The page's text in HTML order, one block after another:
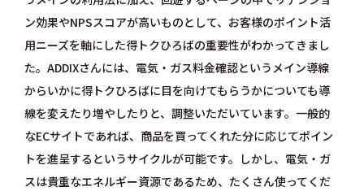
ン効果やNPSスコアが高いものとして、お客様のポイント活
用ニーズを軸にした得トクひろばの重要性がわかってきまし
た。ADDIXさんには、電気・ガス料金確認というメイン導線
からいかに得トクひろばに目を向けてもらうかについても導
線を変えたり増やしたりと、調整いただいています。一般的
なECサイトであれば、商品を買ってくれた分に応じてポイン
トを進呈するというサイクルが可能です。しかし、電気・ガ
スは貴重なエネルギー資源であるため、たくさん使ってくだ